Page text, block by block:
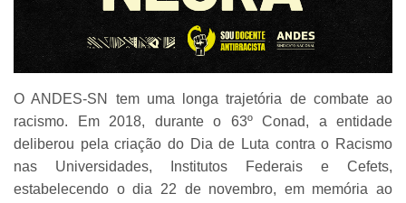
O ANDES-SN tem uma longa trajetória de combate ao
racismo. Em 2018, durante o 63º Conad, a entidade
deliberou pela criação do Dia de Luta contra o Racismo
nas Universidades, Institutos Federais e Cefets,
estabelecendo o dia 22 de novembro, em memória ao